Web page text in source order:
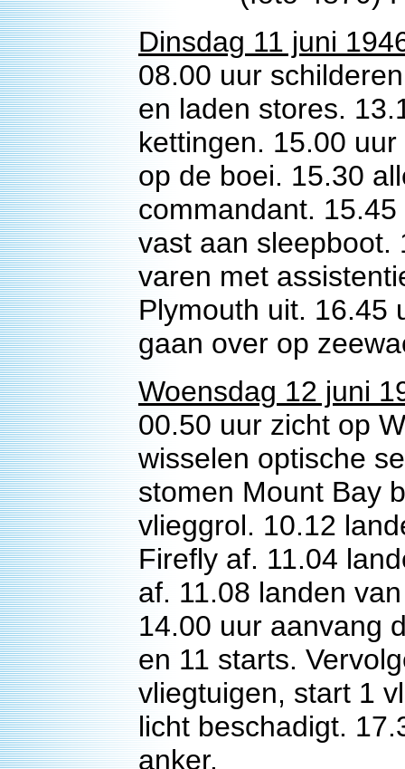
Dinsdag 11 juni
08.00 uur
en laden stores.
kettingen. 15.00
op de boei. 15.30
commandant.
vast aan sleepboot.
varen met
Plymouth uit. 16.45
gaan over op
Woensdag 12 juni
00.50 uur zicht op
wisselen optische
stomen Mount Bay
vlieggrol. 10.12
Firefly af. 11.04
af. 11.08 landen
14.00 uur aanvang
en 11 starts.
vliegtuigen, start 1
licht beschadigt.
anker.